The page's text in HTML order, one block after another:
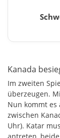
Kanada
Im zweiten
überzeugen.
Nun kommt es
zwischen
Uhr). Katar
antreten,